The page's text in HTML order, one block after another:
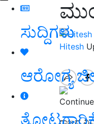
ಸುದ್ದಿಗಳು
ಆರೋಗ್ಯ
Hitesh